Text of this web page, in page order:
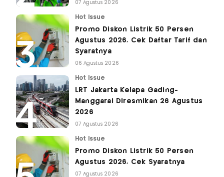
07 Agustus 2026
Hot Issue
Promo Diskon Listrik 50 Persen
Agustus 2026, Cek Daftar Tarif dan
Syaratnya
06 Agustus 2026
Hot Issue
LRT Jakarta Kelapa Gading-
Manggarai Diresmikan 26 Agustus
2026
07 Agustus 2026
Hot Issue
Promo Diskon Listrik 50 Persen
Agustus 2026, Cek Syaratnya
07 Agustus 2026